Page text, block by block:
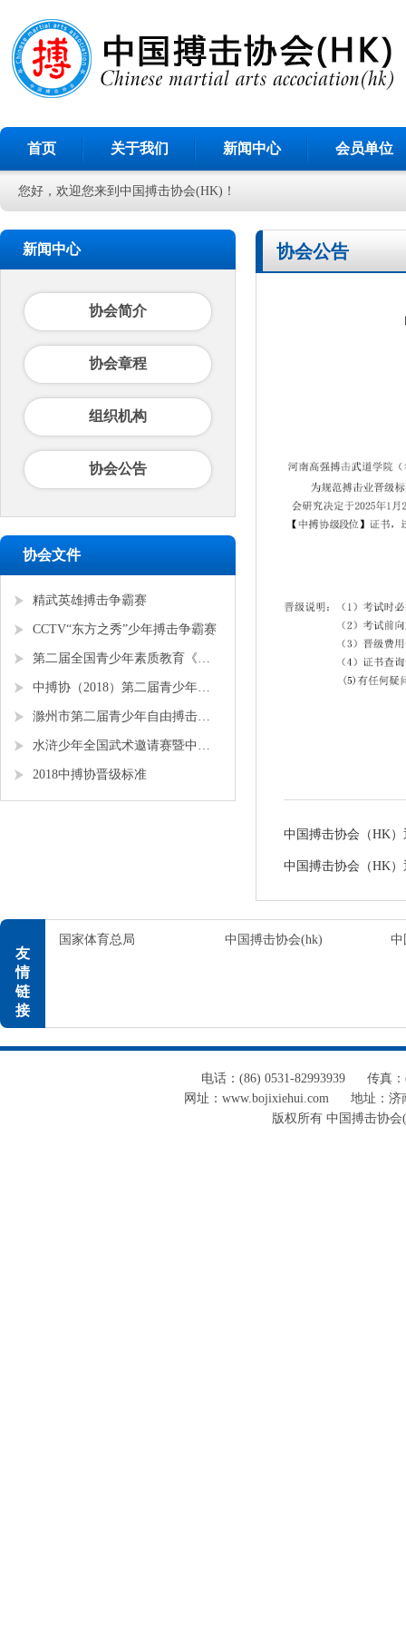
首页 关于我们 新闻中心 会员单位
您好，欢迎您来到中国搏击协会(HK)！
新闻中心
协会简介
协会章程
组织机构
协会公告
协会文件
精武英雄搏击争霸赛
CCTV“东方之秀”少年搏击争霸赛
第二届全国青少年素质教育《勇者争锋》搏击锦标赛
中搏协（2018）第二届青少年锦标赛
滁州市第二届青少年自由搏击全国邀请赛
水浒少年全国武术邀请赛暨中搏协青少年搏击锦标赛
2018中搏协晋级标准
协会公告
中国搏击协会（HK）
中国搏击协会（HK）
友
情
链
接
国家体育总局 中国搏击协会(hk) 中
电话：(86) 0531-82993939
传真
网址：www.bojixiehui.com
地址：济
版权所有 中国搏击协会